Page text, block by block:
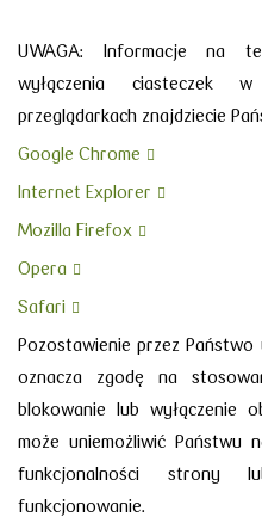
UWAGA: Informacje na
wyłączenia ciasteczekw
przeglądarkach znajdziecie
Google Chrome
Internet Explorer
Mozilla Firefox
Opera
Safari
Pozostawienie przez Państwo
oznacza zgodę na
blokowanie lub wyłączenie
może uniemożliwić Państwu
funkcjonalności strony
funkcjonowanie.